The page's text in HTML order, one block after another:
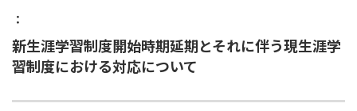
：
新生涯学習制度開始時期延期とそれに伴う現生涯学
習制度における対応について